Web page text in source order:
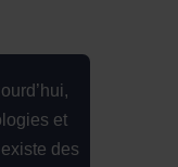
et
des